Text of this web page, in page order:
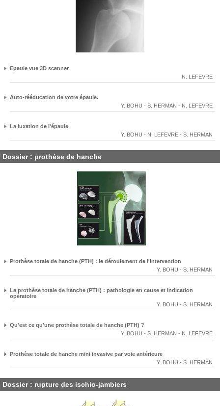
Epaule vue 3D scanner
N. LEFEVRE
Auto-rééducation de votre épaule.
Y. BOHU - S. HERMAN - N. LEFEVRE
La luxation de l'épaule
Y. BOHU - N. LEFEVRE - S. HERMAN
Dossier : prothèse de hanche
Prothèse totale de hanche (PTH) : le déroulement de l'intervention
Y. BOHU - S. HERMAN
La prothèse totale de hanche (PTH) : pathologie en cause et indication
opératoire
Y. BOHU - S. HERMAN
Qu'est ce qu'une prothèse totale de hanche (PTH) ?
Y. BOHU - S. HERMAN - N. LEFEVRE
Prothèse totale de hanche mini invasive par voie antérieure
Y. BOHU - S. HERMAN
Dossier : rupture des ischio-jambiers